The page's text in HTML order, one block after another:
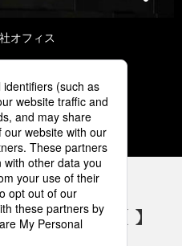
オフィス
4 5
備 SNSアカウント